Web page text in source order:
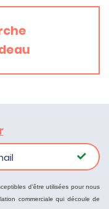
d'être utilisées pour nous
commerciale qui découle de